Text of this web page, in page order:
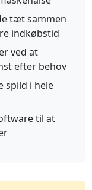
tæt sammen
indkøbstid
ved at
efter behov
spild i hele
til at